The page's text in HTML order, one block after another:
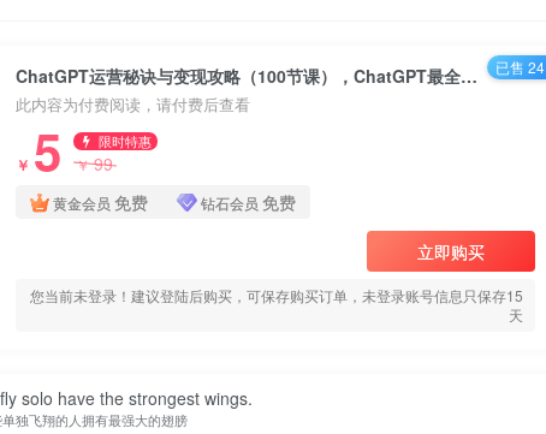
ChatGPT运营秘诀与变现攻略（100节课），ChatGPT最全面的实用教程
此内容为付费阅读，请付费后查看
￥ 5 限时特惠
￥99
黄金会员 免费 钻石会员 免费
立即购买
您当前未登录！建议登陆后购买，可保存购买订单，未登录账号信息只保存15
天
已售 24
solo have the strongest wings.
独飞翔的人拥有最强大的翅膀